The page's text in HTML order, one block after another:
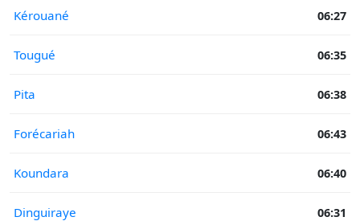
Kérouané 06:27
Tougué 06:35
Pita 06:38
Forécariah 06:43
Koundara 06:40
Dinguiraye 06:31